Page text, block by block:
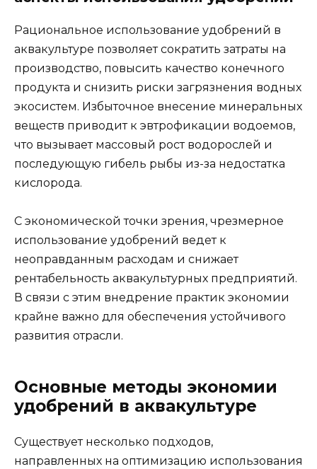
Рациональное использование удобрений в
аквакультуре позволяет сократить затраты на
производство, повысить качество конечного
продукта и снизить риски загрязнения водных
экосистем. Избыточное внесение минеральных
веществ приводит к эвтрофикации водоемов,
что вызывает массовый рост водорослей и
последующую гибель рыбы из-за недостатка
кислорода.
С экономической точки зрения, чрезмерное
использование удобрений ведет к
неоправданным расходам и снижает
рентабельность аквакультурных предприятий.
В связи с этим внедрение практик экономии
крайне важно для обеспечения устойчивого
развития отрасли.
Основные методы экономии
удобрений в аквакультуре
Существует несколько подходов,
направленных на оптимизацию использования